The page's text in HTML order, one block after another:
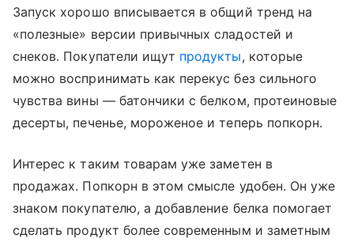
Запуск хорошо вписывается в общий тренд на
«полезные» версии привычных сладостей и
снеков. Покупатели ищут продукты, которые
можно воспринимать как перекус без сильного
чувства вины — батончики с белком, протеиновые
десерты, печенье, мороженое и теперь попкорн.
Интерес к таким товарам уже заметен в
продажах. Попкорн в этом смысле удобен. Он уже
знаком покупателю, а добавление белка помогает
сделать продукт более современным и заметным